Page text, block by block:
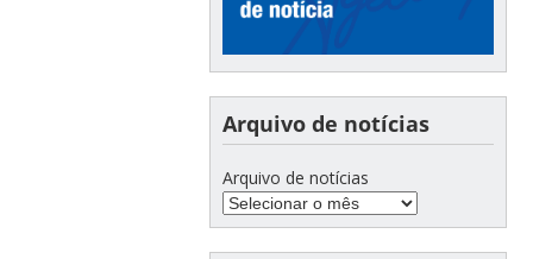
Arquivo de notícias
Arquivo de notícias